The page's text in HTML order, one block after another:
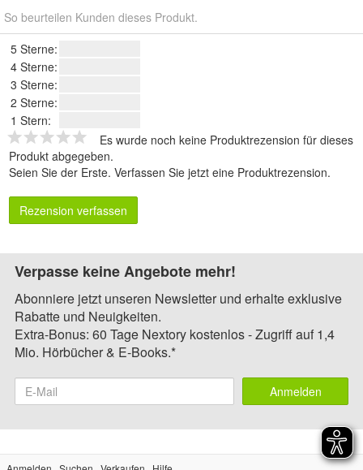
So beurteilen Kunden dieses Produkt.
5 Sterne:
4 Sterne:
3 Sterne:
2 Sterne:
1 Stern:
Es wurde noch keine Produktrezension für dieses
Produkt abgegeben.
Seien Sie der Erste. Verfassen Sie jetzt eine Produktrezension.
Rezension verfassen
Verpasse keine Angebote mehr!
Abonniere jetzt unseren Newsletter und erhalte exklusive
Rabatte und Neuigkeiten.
Extra-Bonus: 60 Tage Nextory kostenlos - Zugriff auf 1,4
Mio. Hörbücher & E-Books.*
Anmelden